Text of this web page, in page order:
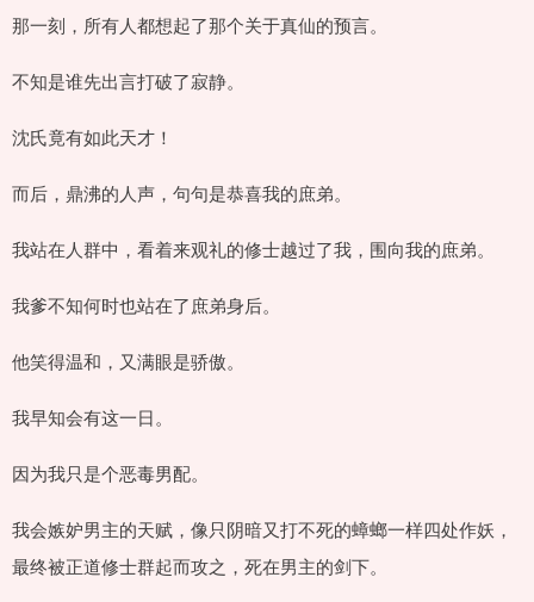
那一刻，所有人都想起了那个关于真仙的预言。
不知是谁先出言打破了寂静。
沈氏竟有如此天才！
而后，鼎沸的人声，句句是恭喜我的庶弟。
我站在人群中，看着来观礼的修士越过了我，围向我的庶弟。
我爹不知何时也站在了庶弟身后。
他笑得温和，又满眼是骄傲。
我早知会有这一日。
因为我只是个恶毒男配。
我会嫉妒男主的天赋，像只阴暗又打不死的蟑螂一样四处作妖，
最终被正道修士群起而攻之，死在男主的剑下。